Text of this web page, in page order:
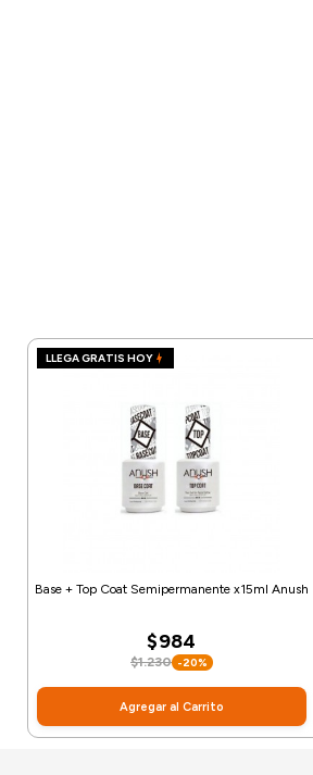
LLEGA GRATIS HOY
Base + Top Coat Semipermanente x15ml Anush
$984
$1.230 -20%
Agregar al Carrito